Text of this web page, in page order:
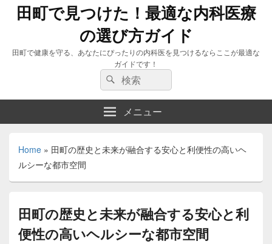
田町で見つけた！最適な内科医療
の選び方ガイド
田町で健康を守る、あなたにぴったりの内科医を見つけるならここが最適な
ガイドです！
検
索:
検
索
メニュー
Home » 田町の歴史と未来が融合する安心と利便性の高いヘ
ルシーな都市空間
田町の歴史と未来が融合する安心と利
便性の高いヘルシーな都市空間